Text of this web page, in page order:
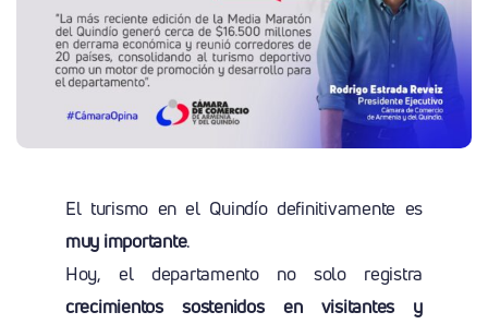
El turismo en el Quindío definitivamente es
muy importante.
Hoy, el departamento no solo registra
crecimientos sostenidos en visitantes y